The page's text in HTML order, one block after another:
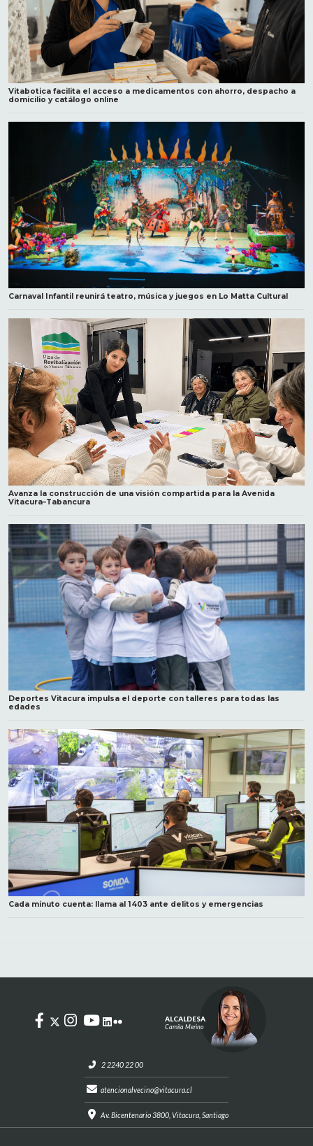
Vitabotica facilita el acceso a medicamentos con ahorro, despacho a
domicilio y catálogo online
Carnaval Infantil reunirá teatro, música y juegos en Lo Matta Cultural
Avanza la construcción de una visión compartida para la Avenida
Vitacura–Tabancura
Deportes Vitacura impulsa el deporte con talleres para todas las
edades
Cada minuto cuenta: llama al 1403 ante delitos y emergencias
2 2240 22 00
atencionalvecino@vitacura.cl
Av. Bicentenario 3800, Vitacura, Santiago
ALCALDESA
Camila Merino